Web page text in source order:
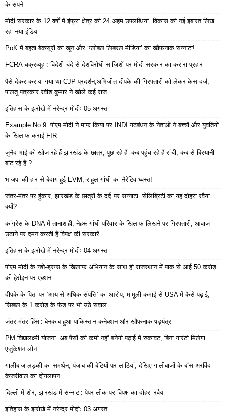
के सपने
मोदी सरकार के 12 वर्षों में इंफ्रा क्षेत्र की 24 अहम उपलब्धियां: विकास की नई इबारत लिख
रहा नया इंडिया
PoK में बहता बेकसूरों का खून और ‘ग्लोबल लिबरल मीडिया’ का खौफनाक सन्नाटा!
FCRA चक्रव्यूह : विदेशी चंदे से देशविरोधी साजिशों पर मोदी सरकार का करारा प्रहार
पैसे देकर कराया गया था CJP प्रदर्शन,अभिजीत दीपके की गिरफ्तारी को लेकर केस दर्ज,
पालतू पत्रकार रवीश कुमार ने खोले कई राज
इतिहास के झरोखे में नरेन्द्र मोदीः 05 अगस्त
Example No 9: पीएम मोदी ने माफ किया पर INDI गठबंधन के नेताओं ने बच्चों और युवतियों
के खिलाफ कराई FIR
जुनैद भाई को खोज रहे हैं झारखंड के छात्र, पूछ रहे हैं- कब पहुंच रहे हैं रांची, कब से बिरयानी
बांट रहे हैं ?
भाजपा की हार से बेदाग हुई EVM, राहुल गांधी का नैरेटिव ध्वस्त!
जंतर-मंतर पर हुंकार, झारखंड के छात्रों के दर्द पर सन्नाटा: सेलिब्रिटी का यह दोहरा रवैया
क्यों?
कांग्रेस के DNA में तानाशाही, नेहरू-गांधी परिवार के खिलाफ लिखने पर गिरफ्तारी, आवाज
उठाने पर दमन करती हैं विपक्ष की सरकारें
इतिहास के झरोखे में नरेन्द्र मोदीः 04 अगस्त
पीएम मोदी के नशे-ड्रग्स के खिलाफ अभियान के साथ ही राजस्थान में पाक से आई 50 करोड़
की हेरोइन पर एक्शन
दीपके के पिता पर ‘आय से अधिक संपत्ति’ का आरोप, मामूली कमाई से USA में कैसे पढ़ाई,
सिब्बल के 1 करोड़ के फंड पर भी उठे सवाल
जंतर-मंतर हिंसा: बेनकाब हुआ पाकिस्तान कनेक्शन और खौफनाक षड्यंत्र
PM विद्यालक्ष्मी योजना: अब पैसों की कमी नहीं बनेगी पढ़ाई में रुकावट, बिना गारंटी मिलेगा
एजुकेशन लोन
गालीबाज लड़की का समर्थन, पंजाब की बेटियों पर लाठियां, देखिए गालीबाजों के बॉस अरविंद
केजरीवाल का दोगलापन
दिल्ली में शोर, झारखंड में सन्नाटा: पेपर लीक पर विपक्ष का दोहरा रवैया
इतिहास के झरोखे में नरेन्द्र मोदीः 03 अगस्त